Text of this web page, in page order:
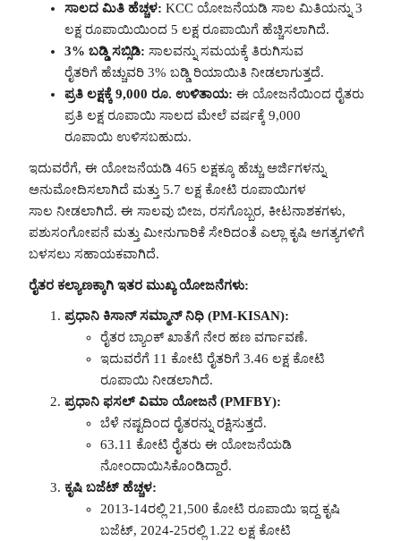
ಸಾಲದ ಮಿತಿ ಹೆಚ್ಚಳ: KCC ಯೋಜನೆಯಡಿ ಸಾಲ ಮಿತಿಯನ್ನು 3
ಲಕ್ಷ ರೂಪಾಯಿಯಿಂದ 5 ಲಕ್ಷ ರೂಪಾಯಿಗೆ ಹೆಚ್ಚಿಸಲಾಗಿದೆ.
3% ಬಡ್ಡಿ ಸಬ್ಸಿಡಿ: ಸಾಲವನ್ನು ಸಮಯಕ್ಕೆ ತಿರುಗಿಸುವ
ರೈತರಿಗೆ ಹೆಚ್ಚುವರಿ 3% ಬಡ್ಡಿ ರಿಯಾಯಿತಿ ನೀಡಲಾಗುತ್ತದೆ.
ಪ್ರತಿ ಲಕ್ಷಕ್ಕೆ 9,000 ರೂ. ಉಳಿತಾಯ: ಈ ಯೋಜನೆಯಿಂದ ರೈತರು
ಪ್ರತಿ ಲಕ್ಷ ರೂಪಾಯಿ ಸಾಲದ ಮೇಲೆ ವರ್ಷಕ್ಕೆ 9,000
ರೂಪಾಯಿ ಉಳಿಸಬಹುದು.
ಇದುವರೆಗೆ, ಈ ಯೋಜನೆಯಡಿ 465 ಲಕ್ಷಕ್ಕೂ ಹೆಚ್ಚು ಅರ್ಜಿಗಳನ್ನು
ಅನುಮೋದಿಸಲಾಗಿದೆ ಮತ್ತು 5.7 ಲಕ್ಷ ಕೋಟಿ ರೂಪಾಯಿಗಳ
ಸಾಲ ನೀಡಲಾಗಿದೆ. ಈ ಸಾಲವು ಬೀಜ, ರಸಗೊಬ್ಬರ, ಕೀಟನಾಶಕಗಳು,
ಪಶುಸಂಗೋಪನೆ ಮತ್ತು ಮೀನುಗಾರಿಕೆ ಸೇರಿದಂತೆ ಎಲ್ಲಾ ಕೃಷಿ ಅಗತ್ಯಗಳಿಗೆ
ಬಳಸಲು ಸಹಾಯಕವಾಗಿದೆ.
ರೈತರ ಕಲ್ಯಾಣಕ್ಕಾಗಿ ಇತರ ಮುಖ್ಯ ಯೋಜನೆಗಳು:
ಪ್ರಧಾನಿ ಕಿಸಾನ್ ಸಮ್ಮಾನ್ ನಿಧಿ (PM-KISAN):
ರೈತರ ಬ್ಯಾಂಕ್ ಖಾತೆಗೆ ನೇರ ಹಣ ವರ್ಗಾವಣೆ.
ಇದುವರೆಗೆ 11 ಕೋಟಿ ರೈತರಿಗೆ 3.46 ಲಕ್ಷ ಕೋಟಿ
ರೂಪಾಯಿ ನೀಡಲಾಗಿದೆ.
ಪ್ರಧಾನಿ ಫಸಲ್ ವಿಮಾ ಯೋಜನೆ (PMFBY):
ಬೆಳೆ ನಷ್ಟದಿಂದ ರೈತರನ್ನು ರಕ್ಷಿಸುತ್ತದೆ.
63.11 ಕೋಟಿ ರೈತರು ಈ ಯೋಜನೆಯಡಿ
ನೋಂದಾಯಿಸಿಕೊಂಡಿದ್ದಾರೆ.
ಕೃಷಿ ಬಜೆಟ್ ಹೆಚ್ಚಳ:
2013-14ರಲ್ಲಿ 21,500 ಕೋಟಿ ರೂಪಾಯಿ ಇದ್ದ ಕೃಷಿ
ಬಜೆಟ್, 2024-25ರಲ್ಲಿ 1.22 ಲಕ್ಷ ಕೋಟಿ